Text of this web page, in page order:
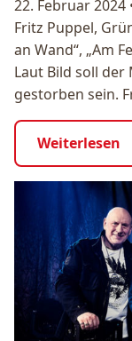
22. Februar 2024
Fritz Puppel,
an Wand“, „Am
Laut Bild soll der
gestorben sein.
Weiterlesen